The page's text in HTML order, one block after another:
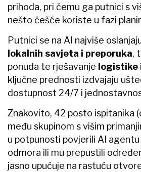
prihoda, pri čemu ga putnici s
nešto češće koriste u fazi
Putnici se na AI najviše
lokalnih savjeta i preporuka,
ponuda te rješavanje logistike
ključne prednosti izdvajaju
dostupnost 24/7 i
Znakovito, 42 posto ispitanika
među skupinom s višim
u potpunosti povjerili AI
odmora ili mu prepustili
jasno upućuje na rastuću